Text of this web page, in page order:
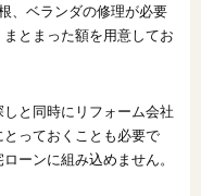
、ベランダの修理が必要
とまった額を用意してお
と同時にリフォーム会社
っておくことも必要で
ーンに組み込めません。